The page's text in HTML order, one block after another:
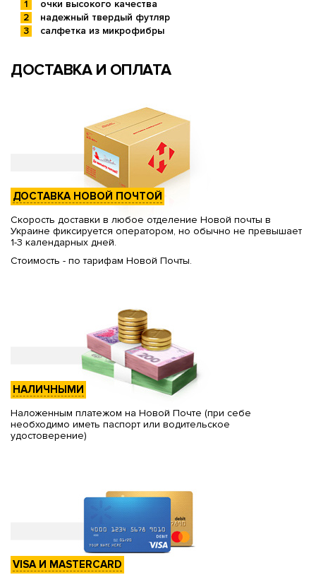
очки высокого качества
надежный твердый футляр
салфетка из микрофибры
ДОСТАВКА И ОПЛАТА
ДОСТАВКА НОВОЙ ПОЧТОЙ
Скорость доставки в любое отделение Новой почты в
Украине фиксируется оператором, но обычно не превышает
1-3 календарных дней.
Стоимость - по тарифам Новой Почты.
НАЛИЧНЫМИ
Наложенным платежом на Новой Почте (при себе
необходимо иметь паспорт или водительское
удостоверение)
VISA И MASTERCARD